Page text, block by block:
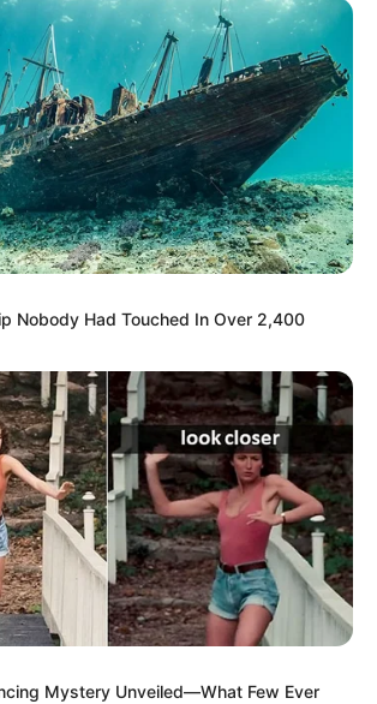
ΚΑΙ ΕΠΙΚΟΙΝΩΝΙΑ ΟΡΟΙ ΧΡΗΣΗΣ
του Γιώργου Κουτσελίνη
Nobody Had Touched In Over 2,400
Mystery Unveiled—What Few Ever